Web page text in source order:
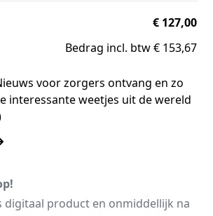
€ 127,00
Bedrag incl. btw € 153,67
voor zorgers ontvang en zo
interessante weetjes uit de wereld
digitaal product en onmiddellijk na